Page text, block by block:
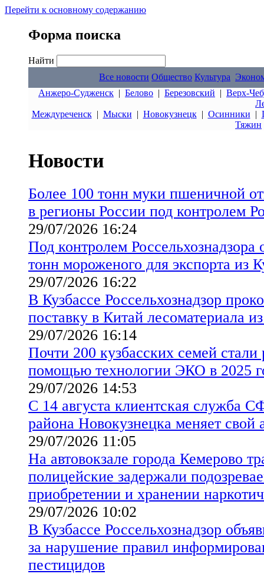
Перейти к основному содержанию
Форма поиска
Найти
Все новости Общество Культура
Анжеро-Судженск | Белово | Березовский | Верх-
Междуреченск| Мыски | Новокузнецк| Осинники |
Тяжин
Новости
Более 100 тонн муки пшеничной
в регионы России под контролем
29/07/2026 16:24
Под контролем Россельхознадзора
тонн мороженого для экспорта из
29/07/2026 16:22
В Кузбассе Россельхознадзор
поставку в Китай лесоматериала
29/07/2026 16:14
Почти 200 кузбасских семей стали
помощью технологии ЭКО в 2025
29/07/2026 14:53
С 14 августа клиентская служба
района Новокузнецка меняет свой
29/07/2026 11:05
На автовокзале города Кемерово
полицейские задержали
приобретении и хранении
29/07/2026 10:02
В Кузбассе Россельхознадзор
за нарушение правил
пестицидов